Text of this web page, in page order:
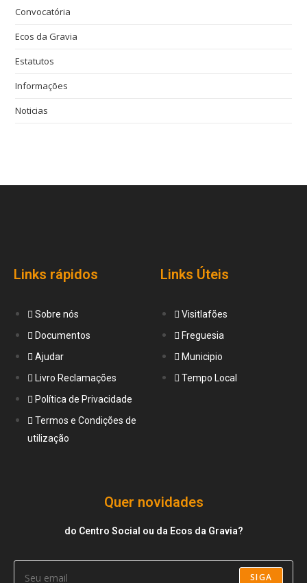
Convocatória
Ecos da Gravia
Estatutos
Informações
Noticias
Links rápidos
Sobre nós
Documentos
Ajudar
Livro Reclamações
Política de Privacidade
Termos e Condições de
utilização
Links Úteis
Visitlafões
Freguesia
Municipio
Tempo Local
Quer novidades
do Centro Social ou da Ecos da Gravia?
SIGA